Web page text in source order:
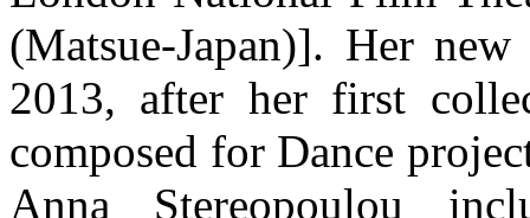
(Matsue-Japan)]. Her
2013, after her first
composed for Dance
Anna Stereopoulou